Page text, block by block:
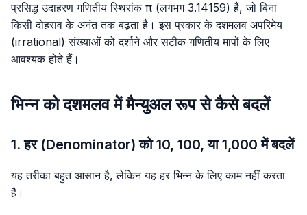
प्रसिद्ध उदाहरण गणितीय स्थिरांक π (लगभग 3.14159) है, जो बिना
किसी दोहराव के अनंत तक बढ़ता है। इस प्रकार के दशमलव अपरिमेय
(irrational) संख्याओं को दर्शाने और सटीक गणितीय मापों के लिए
आवश्यक होते हैं।
भिन्न को दशमलव में मैन्युअल रूप से कैसे बदलें
1. हर (Denominator) को 10, 100, या 1,000 में बदलें
यह तरीका बहुत आसान है, लेकिन यह हर भिन्न के लिए काम नहीं करता
है।